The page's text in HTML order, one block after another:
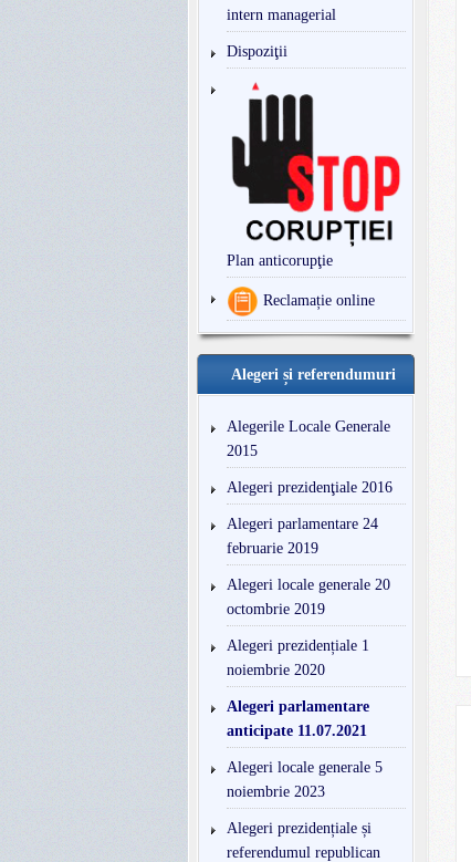
intern managerial
Dispoziţii
Plan anticorupţie
Reclamație online
Alegeri și referendumuri
Alegerile Locale Generale
2015
Alegeri prezidenţiale 2016
Alegeri parlamentare 24
februarie 2019
Alegeri locale generale 20
octombrie 2019
Alegeri prezidențiale 1
noiembrie 2020
Alegeri parlamentare
anticipate 11.07.2021
Alegeri locale generale 5
noiembrie 2023
Alegeri prezidențiale și
referendumul republican